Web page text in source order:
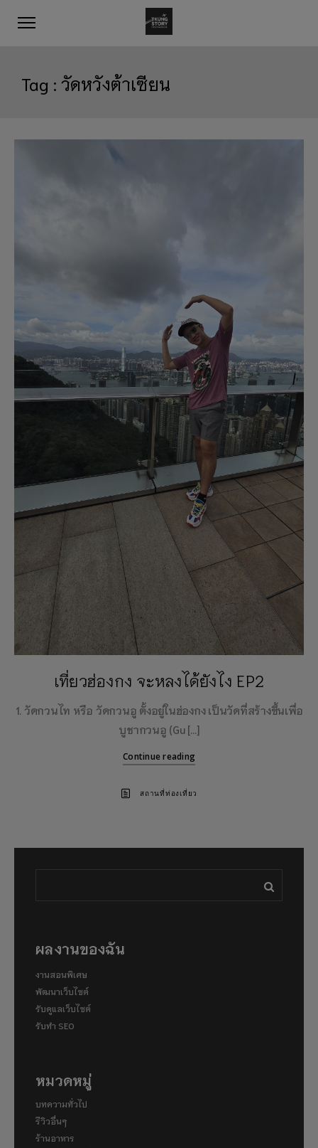
Tag :วัดหวังต้าเซียน
เที่ยวฮ่องกง จะหลงได้ยังไง EP2
1. วัดกวนไท หรือ วัดกวนอู ตั้งอยู่ในฮ่องกง เป็นวัดที่สร้างขึ้นเพื่อ
บูชากวนอู (Gu […]
Continue reading
สถานที่ท่องเที่ยว
ผลงานของฉัน
งานสอนพิเศษ
พัฒนาเว็บไซต์
รับดูแลเว็บไซต์
รับทำ SEO
หมวดหมู่
บทความทั่วไป
รีวิวอื่นๆ
ร้านอาหาร